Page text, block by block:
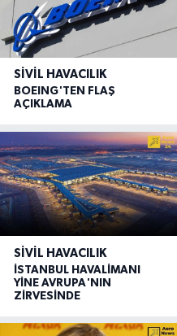
SIVIL HAVACILIK
BOEING'TEN FLAŞ
AÇIKLAMA
SIVIL HAVACILIK
İSTANBUL HAVALİMANI
YİNE AVRUPA'NIN
ZİRVESİNDE